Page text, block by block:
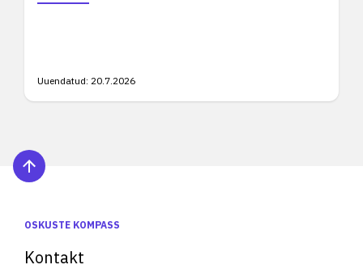
Uuendatud: 20.7.2026
OSKUSTE KOMPASS
Kontakt